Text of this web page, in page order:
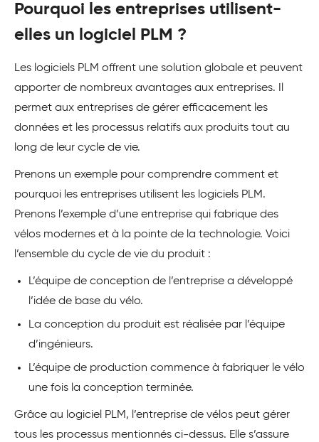
Pourquoi les entreprises utilisent-
elles un logiciel PLM ?
Les logiciels PLM offrent une solution globale et peuvent
apporter de nombreux avantages aux entreprises. Il
permet aux entreprises de gérer efficacement les
données et les processus relatifs aux produits tout au
long de leur cycle de vie.
Prenons un exemple pour comprendre comment et
pourquoi les entreprises utilisent les logiciels PLM.
Prenons l’exemple d’une entreprise qui fabrique des
vélos modernes et à la pointe de la technologie. Voici
l’ensemble du cycle de vie du produit :
L’équipe de conception de l’entreprise a développé
l’idée de base du vélo.
La conception du produit est réalisée par l’équipe
d’ingénieurs.
L’équipe de production commence à fabriquer le vélo
une fois la conception terminée.
Grâce au logiciel PLM, l’entreprise de vélos peut gérer
tous les processus mentionnés ci-dessus. Elle s’assure